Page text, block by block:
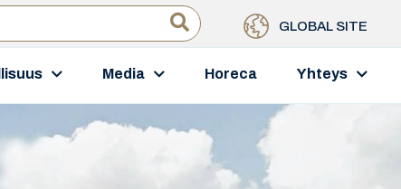
GLOBAL SITE
Media Horeca Yhteys